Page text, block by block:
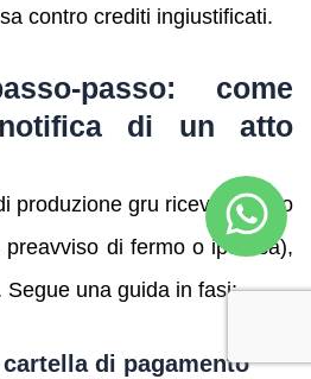
contro crediti ingiustificati.
come
di un atto
produzione gru riceve un atto
di fermo o ipoteca),
Segue una guida in fasi:
di pagamento